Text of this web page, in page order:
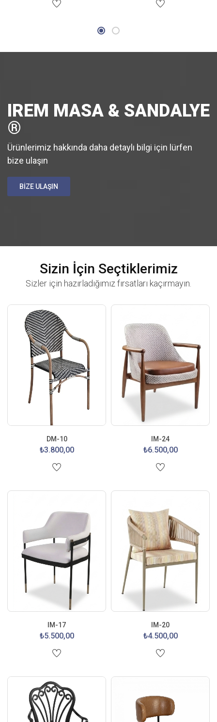
IREM MASA & SANDALYE
®
Ürünlerimiz hakkında daha detaylı bilgi için lürfen
bize ulaşın
BİZE ULAŞIN
Sizin İçin Seçtiklerimiz
Sizler için hazırladığımız fırsatları kaçırmayın.
DM-10
₺3.800,00
IM-24
₺6.500,00
IM-17
₺5.500,00
IM-20
₺4.500,00